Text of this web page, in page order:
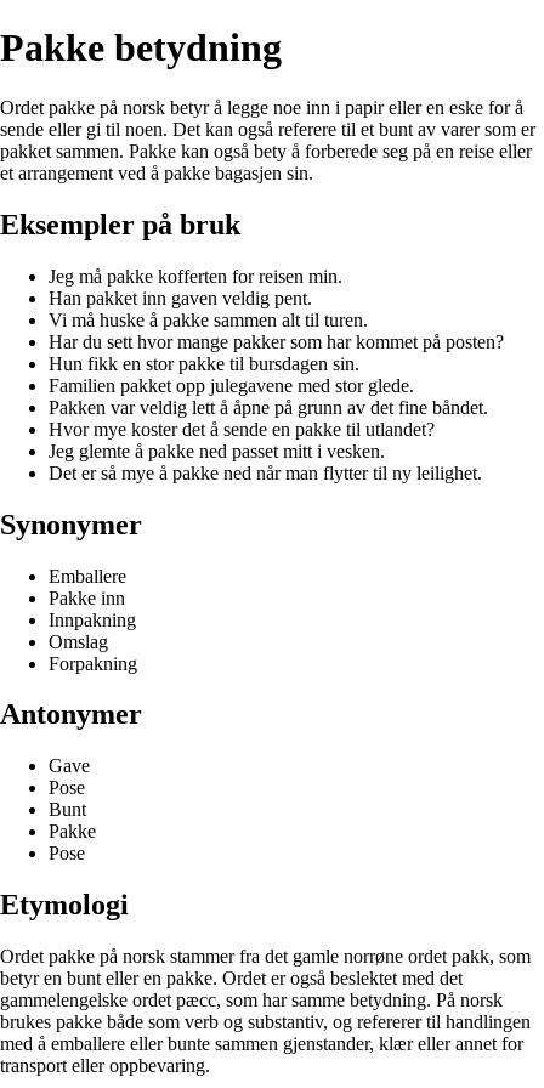
Pakke betydning
Ordet pakke på norsk betyr å legge noe inn i papir eller en eske for å
sende eller gi til noen. Det kan også referere til et bunt av varer som er
pakket sammen. Pakke kan også bety å forberede seg på en reise eller
et arrangement ved å pakke bagasjen sin.
Eksempler på bruk
Jeg må pakke kofferten for reisen min.
Han pakket inn gaven veldig pent.
Vi må huske å pakke sammen alt til turen.
Har du sett hvor mange pakker som har kommet på posten?
Hun fikk en stor pakke til bursdagen sin.
Familien pakket opp julegavene med stor glede.
Pakken var veldig lett å åpne på grunn av det fine båndet.
Hvor mye koster det å sende en pakke til utlandet?
Jeg glemte å pakke ned passet mitt i vesken.
Det er så mye å pakke ned når man flytter til ny leilighet.
Synonymer
Emballere
Pakke inn
Innpakning
Omslag
Forpakning
Antonymer
Gave
Pose
Bunt
Pakke
Pose
Etymologi
Ordet pakke på norsk stammer fra det gamle norrøne ordet pakk, som
betyr en bunt eller en pakke. Ordet er også beslektet med det
gammelengelske ordet pæcc, som har samme betydning. På norsk
brukes pakke både som verb og substantiv, og refererer til handlingen
med å emballere eller bunte sammen gjenstander, klær eller annet for
transport eller oppbevaring.